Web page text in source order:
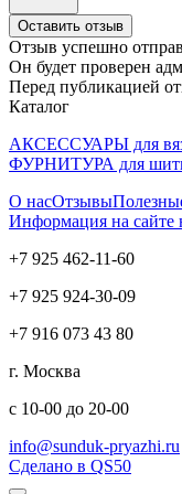
Оставить отзыв
Отзыв успешно
Он будет проверен
Перед публикацией
Каталог
АКСЕССУАРЫ для
ФУРНИТУРА для
О насОтзывы
Информация на сайте
+7 925 462-11-60
+7 925 924-30-09
+7 916 073 43 80
г. Москва
с 10-00 до
info@sunduk-pryazhi.ru
Сделано в QS50